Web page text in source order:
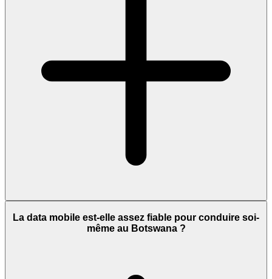
La data mobile est-elle assez fiable pour conduire soi-
même au Botswana ?